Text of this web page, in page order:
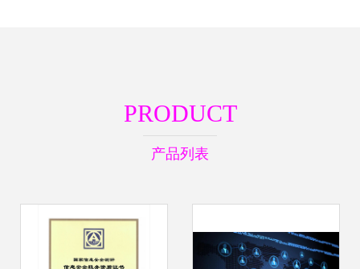
PRODUCT
产品列表